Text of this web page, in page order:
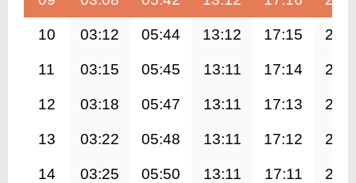
10 03:12 05:44 13:12 17:15
11 03:15 05:45 13:11 17:14
12 03:18 05:47 13:11 17:13
13 03:22 05:48 13:11 17:12
14 03:25 05:50 13:11 17:11